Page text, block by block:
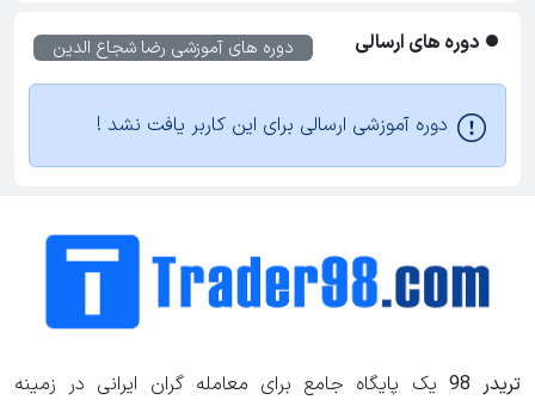
دوره های ارسالی دوره های آموزشی رضا شجاع الدین
دوره آموزشی ارسالی برای این کاربر یافت نشد !
تریدر 98
یک پایگاه جامع برای معامله گران ایرانی در زمینه